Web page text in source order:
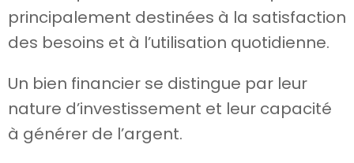
principalement destinées à la satisfaction
des besoins et à l’utilisation quotidienne.
Un bien financier se distingue par leur
nature d’investissement et leur capacité
à générer de l’argent.